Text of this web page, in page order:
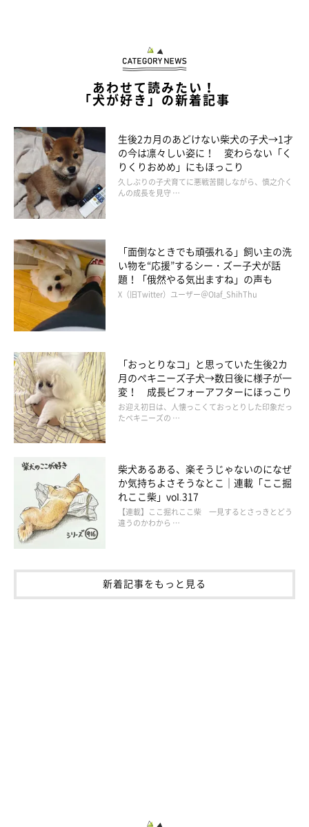
あわせて読みたい！
「犬が好き」の新着記事
生後2カ月のあどけない柴犬の子犬→1才
の今は凛々しい姿に！ 変わらない「く
りくりおめめ」にもほっこり
久しぶりの子犬育てに悪戦苦闘しながら、慎之介く
んの成長を見守 …
「面倒なときでも頑張れる」飼い主の洗
い物を“応援”するシー・ズー子犬が話
題！「俄然やる気出ますね」の声も
X（旧Twitter）ユーザー＠Olaf_ShihThu
「おっとりなコ」と思っていた生後2カ
月のペキニーズ子犬→数日後に様子が一
変！ 成長ビフォーアフターにほっこり
お迎え初日は、人懐っこくておっとりした印象だっ
たペキニーズの …
柴犬あるある、楽そうじゃないのになぜ
か気持ちよさそうなとこ｜連載「ここ掘
れここ柴」vol.317
【連載】ここ掘れここ柴 一見するとさっきとどう
違うのかわから …
新着記事をもっと見る